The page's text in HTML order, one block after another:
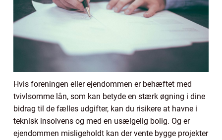
Hvis foreningen eller ejendommen er behæftet med
tvivlsomme lån, som kan betyde en stærk øgning i dine
bidrag til de fælles udgifter, kan du risikere at havne i
teknisk insolvens og med en usælgelig bolig. Og er
ejendommen misligeholdt kan der vente bygge projekter